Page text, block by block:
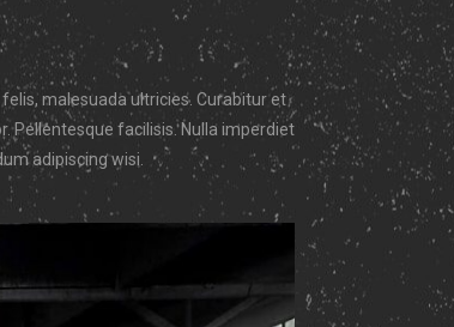
malesuada ultricies. Curabitur et
Pellentesque facilisis. Nulla imperdiet
adipiscing wisi.